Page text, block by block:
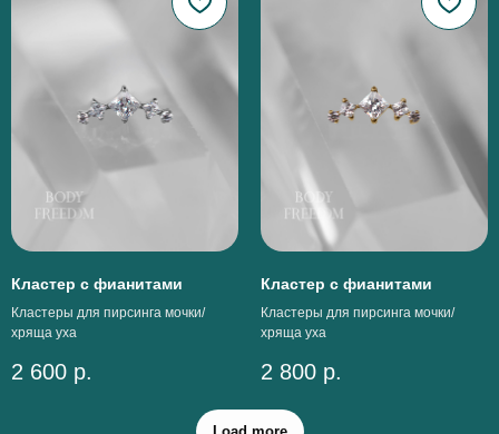
Кластер с фианитами
Кластеры для пирсинга мочки/
хряща уха
2 600 р.
Кластер с фианитами
Кластеры для пирсинга мочки/
хряща уха
2 800 р.